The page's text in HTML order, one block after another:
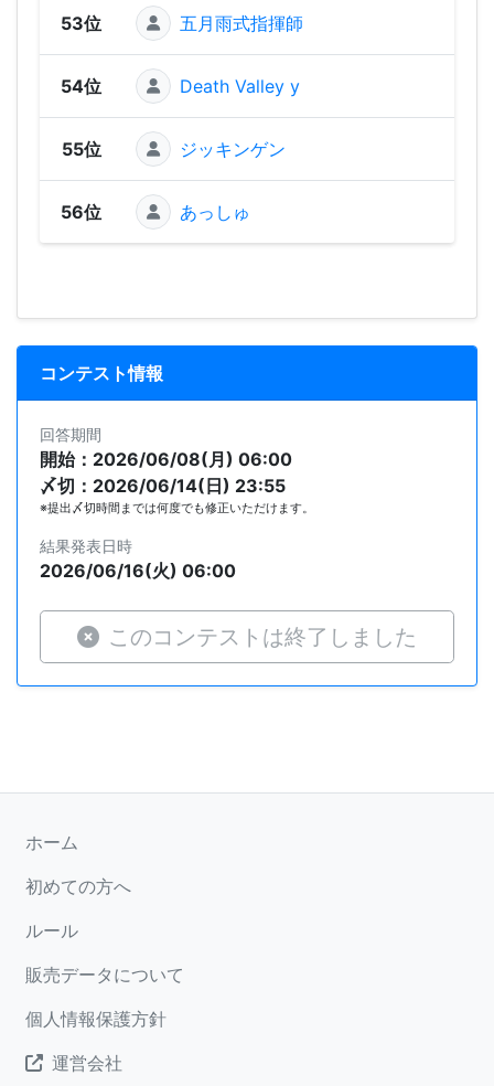
53位 五月雨式指揮師
54位 Death Valley y
55位 ジッキンゲン
56位 あっしゅ
コンテスト情報
回答期間
開始：2026/06/08(月) 06:00
〆切：2026/06/14(日) 23:55
※提出〆切時間までは何度でも修正いただけます。
結果発表日時
2026/06/16(火) 06:00
このコンテストは終了しました
ホーム
初めての方へ
ルール
販売データについて
個人情報保護方針
運営会社